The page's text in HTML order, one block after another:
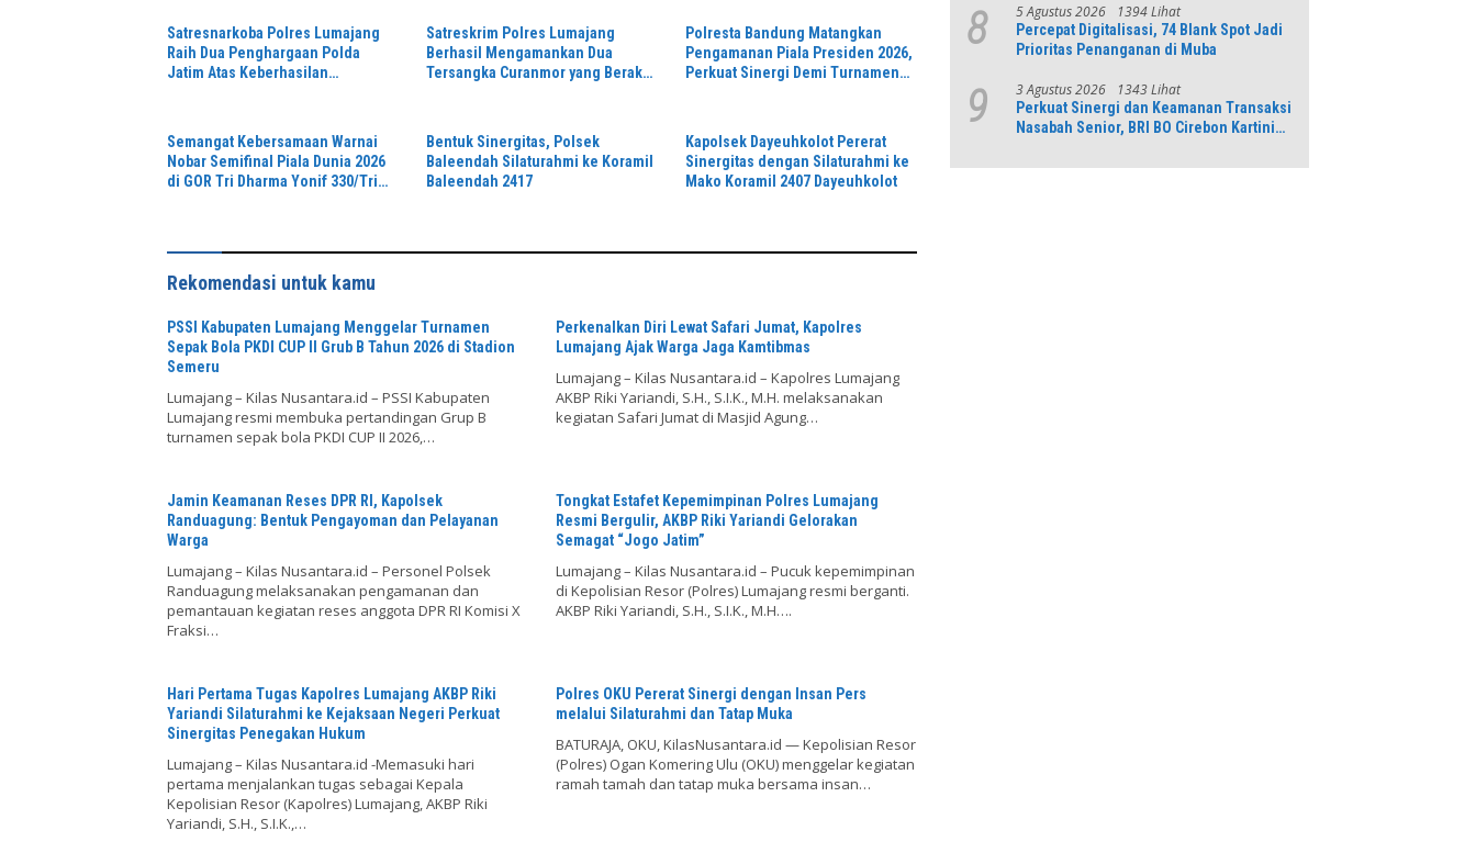
Satresnarkoba Polres Lumajang
Raih Dua Penghargaan Polda
Jatim Atas Keberhasilan
Satreskrim Polres Lumajang
Berhasil Mengamankan Dua
Tersangka Curanmor yang Beraksi
Polresta Bandung Matangkan
Pengamanan Piala Presiden 2026,
Perkuat Sinergi Demi Turnamen
Semangat Kebersamaan Warnai
Nobar Semifinal Piala Dunia 2026
di GOR Tri Dharma Yonif 330/Tri
Bentuk Sinergitas, Polsek
Baleendah Silaturahmi ke Koramil
Baleendah 2417
Kapolsek Dayeuhkolot Pererat
Sinergitas dengan Silaturahmi ke
Mako Koramil 2407 Dayeuhkolot
Rekomendasi untuk kamu
PSSI Kabupaten Lumajang Menggelar Turnamen
Sepak Bola PKDI CUP II Grub B Tahun 2026 di Stadion
Semeru
Lumajang – Kilas Nusantara.id – PSSI Kabupaten
Lumajang resmi membuka pertandingan Grup B
turnamen sepak bola PKDI CUP II 2026,…
Perkenalkan Diri Lewat Safari Jumat, Kapolres
Lumajang Ajak Warga Jaga Kamtibmas
Lumajang – Kilas Nusantara.id – Kapolres Lumajang
AKBP Riki Yariandi, S.H., S.I.K., M.H. melaksanakan
kegiatan Safari Jumat di Masjid Agung…
Jamin Keamanan Reses DPR RI, Kapolsek
Randuagung: Bentuk Pengayoman dan Pelayanan
Warga
Lumajang – Kilas Nusantara.id – Personel Polsek
Randuagung melaksanakan pengamanan dan
pemantauan kegiatan reses anggota DPR RI Komisi X
Fraksi…
Tongkat Estafet Kepemimpinan Polres Lumajang
Resmi Bergulir, AKBP Riki Yariandi Gelorakan
Semagat “Jogo Jatim”
Lumajang – Kilas Nusantara.id – Pucuk kepemimpinan
di Kepolisian Resor (Polres) Lumajang resmi berganti.
AKBP Riki Yariandi, S.H., S.I.K., M.H….
Hari Pertama Tugas Kapolres Lumajang AKBP Riki
Yariandi Silaturahmi ke Kejaksaan Negeri Perkuat
Sinergitas Penegakan Hukum
Lumajang – Kilas Nusantara.id -Memasuki hari
pertama menjalankan tugas sebagai Kepala
Kepolisian Resor (Kapolres) Lumajang, AKBP Riki
Yariandi, S.H., S.I.K.,…
Polres OKU Pererat Sinergi dengan Insan Pers
melalui Silaturahmi dan Tatap Muka
BATURAJA, OKU, KilasNusantara.id — Kepolisian Resor
(Polres) Ogan Komering Ulu (OKU) menggelar kegiatan
ramah tamah dan tatap muka bersama insan…
8 5 Agustus 2026 1394 Lihat
Percepat Digitalisasi, 74 Blank Spot Jadi
Prioritas Penanganan di Muba
9 3 Agustus 2026 1343 Lihat
Perkuat Sinergi dan Keamanan Transaksi
Nasabah Senior, BRI BO Cirebon Kartini